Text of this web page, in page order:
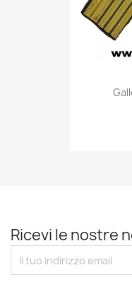
Ricevi le nostre